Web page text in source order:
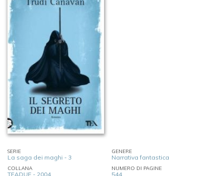
SERIE
La saga dei maghi - 3
GENERE
Narrativa fantastica
COLLANA
TEADUE - 2004
NUMERO DI PAGINE
544